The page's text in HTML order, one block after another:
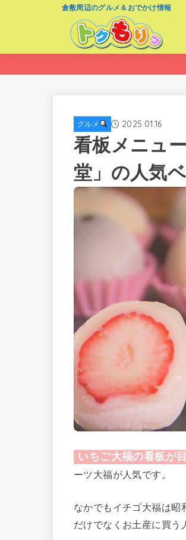
倉敷周辺のグルメ＆おでかけ情報
グルメ 2025.01.16
看板メニュ
堂」の人気
いちご大福の看板が
ーツ大福が人気です。
なかでもイチゴ大福は昭
だけでなくお土産に買う